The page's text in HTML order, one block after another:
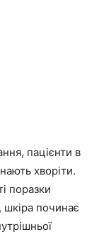
пацієнти в
хворіти.
поразки
шкіра починає